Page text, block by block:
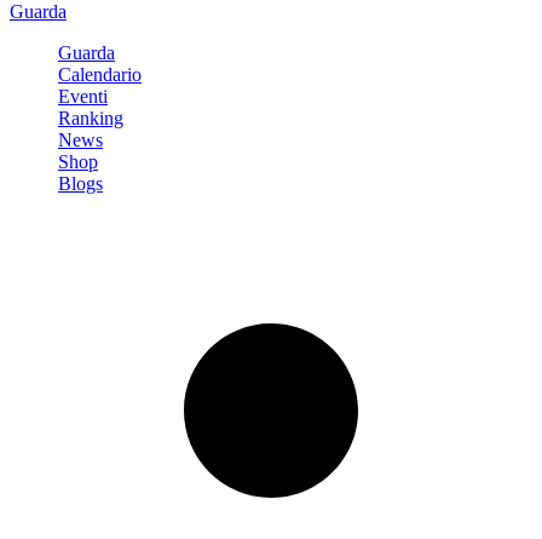
Guarda
Guarda
Calendario
Eventi
Ranking
News
Shop
Blogs